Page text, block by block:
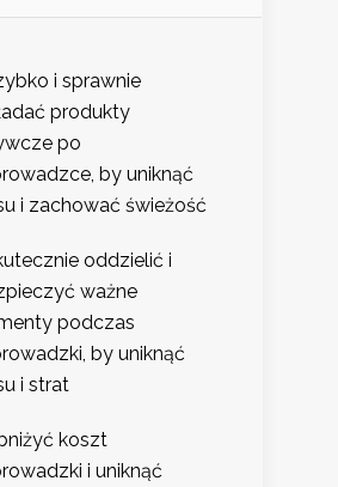
i sprawnie
produkty
po
by uniknąć
i zachować świeżość
oddzielić i
ważne
podczas
by uniknąć
i strat
koszt
i uniknąć